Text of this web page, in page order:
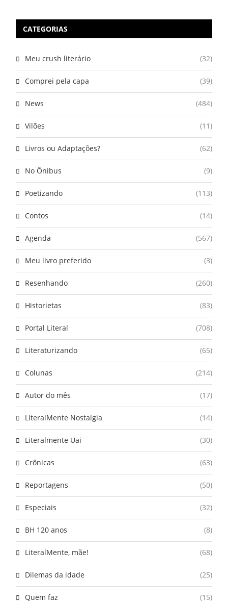
CATEGORIAS
Meu crush literário (32)
Comprei pela capa (39)
News (484)
Vilões (11)
Livros ou Adaptações? (62)
No Ônibus (9)
Poetizando (113)
Contos (14)
Agenda (567)
Meu livro preferido (3)
Resenhando (260)
Historietas (83)
Portal Literal (708)
Literaturizando (65)
Colunas (214)
Autor do mês (17)
LiteralMente Nostalgia (14)
Literalmente Uai (30)
Crônicas (63)
Reportagens (50)
Especiais (32)
BH 120 anos (8)
LiteralMente, mãe! (68)
Dilemas da idade (25)
Quem faz (15)